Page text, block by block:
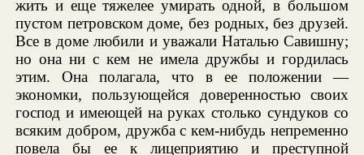
жить и еще тяжелее умирать одной, в большом
пустом петровском доме, без родных, без друзей.
Все в доме любили и уважали Наталью Савишну;
но она ни с кем не имела дружбы и гордилась
этим. Она полагала, что в ее положении —
экономки, пользующейся доверенностью своих
господ и имеющей на руках столько сундуков со
всяким добром, дружба с кем-нибудь непременно
повела бы ее к лицеприятию и преступной